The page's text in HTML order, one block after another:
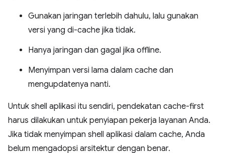
Gunakan jaringan terlebih dahulu, lalu gunakan
versi yang di-cache jika tidak.
Hanya jaringan dan gagal jika offline.
Menyimpan versi lama dalam cache dan
mengupdatenya nanti.
Untuk shell aplikasi itu sendiri, pendekatan cache-first
harus dilakukan untuk penyiapan pekerja layanan Anda.
Jika tidak menyimpan shell aplikasi dalam cache, Anda
belum mengadopsi arsitektur dengan benar.